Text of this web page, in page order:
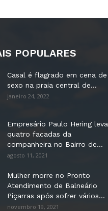
POPULARES
Casal é flagrado em cena de
sexo na praia central de...
janeiro 24, 2022
Empresário Paulo Hering leva
quatro facadas da
companheira no Bairro de...
agosto 11, 2021
Mulher morre no Pronto
Atendimento de Balneário
Piçarras após sofrer vários...
novembro 19, 2021